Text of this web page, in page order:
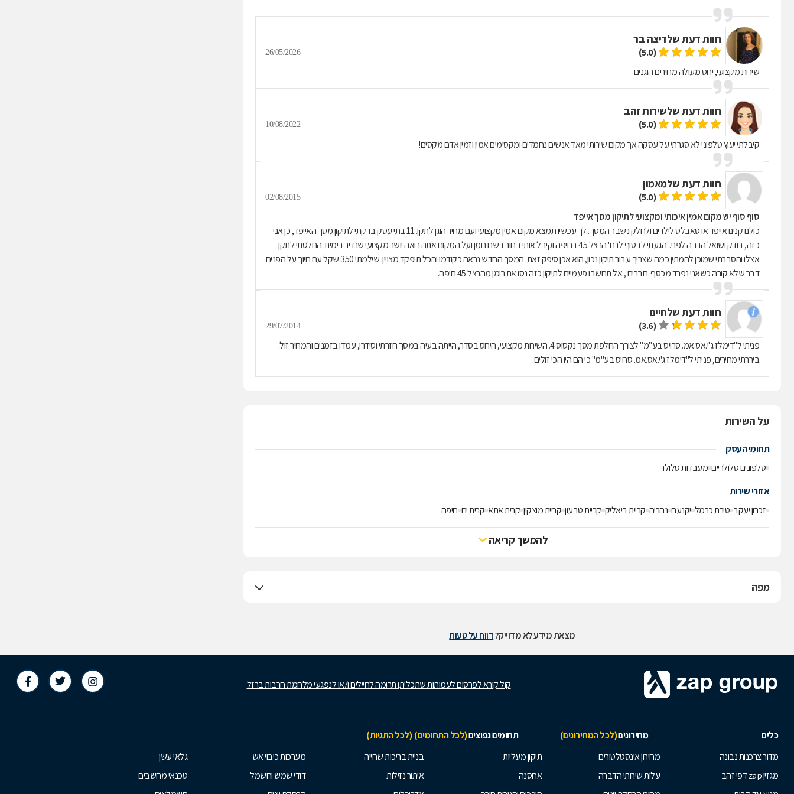
חוות דעת שלדיצה בר
(5.0)
26/05/2026
שירות מקצועי, יחס מעולה מחירים הוגנים
חוות דעת שלשירות זהב
(5.0)
10/08/2022
קיבלתי יעוץ טלפוני לא סגרתי על עסקה אך מקום שירותי מאד אנשים נחמדים ומקסימים אמין וזמין אדם מקסים!
חוות דעת שלמאמון
(5.0)
02/08/2015
סוף סוף יש מקום אמין איכותי ומקצועי לתיקון מסך אייפד
כולנו קנינו אייפד או טאבלט לילדים ולחלק נשבר המסך. לך עכשיו תמצא מקום אמין מקצועי ועם מחיר הוגן לתקן. 11 בתי עסק בדקתי לתיקון מסך האייפד, כן אני
כזה, בודק ושואל הרבה לפני.. הגעתי לבסוף לרח' הרצל 45 בחיפה וקיבל אותי בחור בשם רומן ועל המקום אתה רואה יושר מקצועי שנדיר בימינו. החלטתי לתקן
אצלו והסברתי שמוכן להמתין כמה שצריך עבור תיקון נכון, הוא אכן סיפק זאת. המסך החדש נראה כקודמו והכל תיפקד מצויין. שילמתי 350 שקל עם חיוך על הפנים
דבר שלא קורה כשאני נפרד מכסף. חברים , אל תחשבו פעמיים לתיקון כזה נסו את רומן מהרצל 45 חיפה.
חוות דעת שלחיים
(3.6)
29/07/2014
פניתי ל"דימלז ג'י.אס.אמ. סרויס בע"מ" לצורך החלפת מסך נקסוס 4. השירות מקצועי, היחס בסדר, הייתה בעיה במסך חזרתי וסידרו, עמדו בזמנים והמחיר זול.
ביררתי מחירים, פניתי ל"דימלז ג'י.אס.אמ. סרויס בע"מ" כי הם היו הכי זולים.
על השירות
תחומי העסק
טלפונים סלולריים מעבדות סלולר
אזורי שירות
זכרון יעקב טירת כרמל יקנעם נהריה קריית ביאליק קריית טבעון קריית מוצקין קרית אתא קרית ים חיפה
להמשך קריאה
מפה
מצאת מידע לא מדוייק?דווח על טעות
קול קורא לפרסום לעמותות שתכליתן תרומה לחיילים ו/או לנפגעי מלחמת חרבות ברזל
כלים מחירונים(לכל המחירונים) תחומים נפוצים(לכל התחומים) (לכל התגיות)
מדור צרכנות נבונה
מגזין zap דפי זהב
מחירון אינסטלטורים
עלות שירותי הדברה
תיקון מעליות
אחסנה
בניית בריכות שחייה
איתור נזילות
מערכות כיבוי אש
דודי שמש וחשמל
גלאי עשן
טכנאי מחשבים